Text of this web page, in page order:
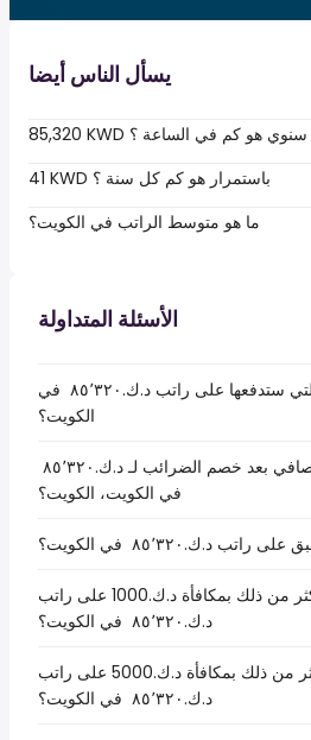
يسأل الناس أيضا
85,320 KWD سنوي هو كم في الساعة ؟
41 KWD باستمرار هو كم كل سنة ؟
ما هو متوسط الراتب في الكويت؟
الأسئلة المتداولة
ما مقدار الضريبة التي ستدفعها على راتب د.ك.‏٨٥٬٣٢٠ ‏ في
الكويت؟
في الكويت، الكويت؟
د.ك.‏٨٥٬٣٢٠ ‏ في الكويت؟
كم ستكسب أكثر من ذلك بمكافأة د.ك.1000 على راتب
د.ك.‏٨٥٬٣٢٠ ‏ في الكويت؟
كم ستكسب أكثر من ذلك بمكافأة د.ك.5000 على راتب
د.ك.‏٨٥٬٣٢٠ ‏ في الكويت؟